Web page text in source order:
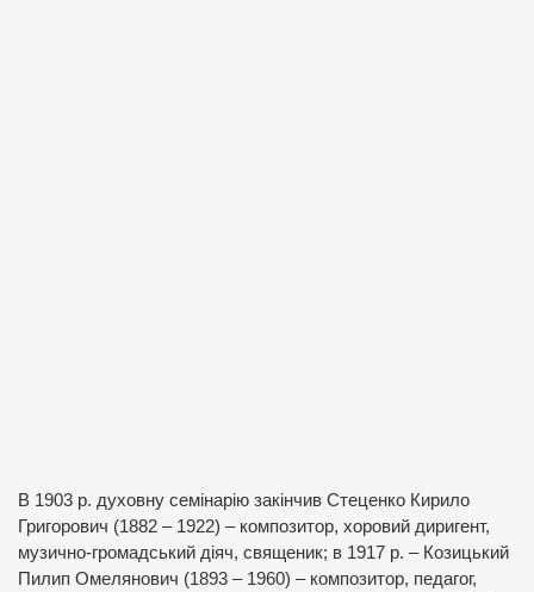
В 1903 р. духовну семінарію закінчив Стеценко Кирило
Григорович (1882 – 1922) – композитор, хоровий диригент,
музично-громадський діяч, священик; в 1917 р. – Козицький
Пилип Омелянович (1893 – 1960) – композитор, педагог,